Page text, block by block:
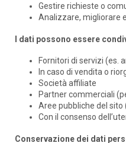
Gestire richieste o
Analizzare, migliorare
I dati possono essere
Fornitori di servizi (es.
In caso di vendita o
Società affiliate
Partner commerciali
Aree pubbliche del sito
Con il consenso
Conservazione dei dati